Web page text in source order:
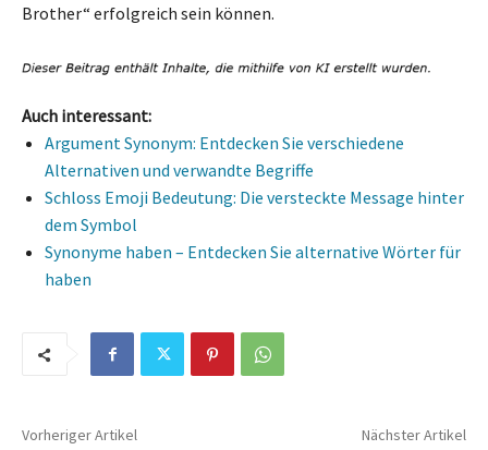
Brother“ erfolgreich sein können.
Auch interessant:
Argument Synonym: Entdecken Sie verschiedene
Alternativen und verwandte Begriffe
Schloss Emoji Bedeutung: Die versteckte Message hinter
dem Symbol
Synonyme haben – Entdecken Sie alternative Wörter für
haben
Vorheriger Artikel Nächster Artikel